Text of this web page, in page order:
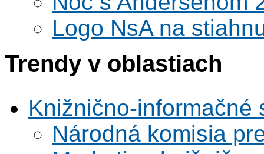
Logo NsA na
Trendy v oblastiach
Knižnično-informačné
Národná komisia